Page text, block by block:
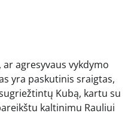
agresyvaus vykdymo
yra paskutinis sraigtas,
Kubą, kartu su
kaltinimu Rauliui